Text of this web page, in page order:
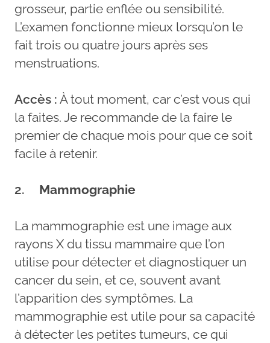
grosseur, partie enflée ou sensibilité.
L’examen fonctionne mieux lorsqu’on le
fait trois ou quatre jours après ses
menstruations.
Accès : À tout moment, car c’est vous qui
la faites. Je recommande de la faire le
premier de chaque mois pour que ce soit
facile à retenir.
2. Mammographie
La mammographie est une image aux
rayons X du tissu mammaire que l’on
utilise pour détecter et diagnostiquer un
cancer du sein, et ce, souvent avant
l’apparition des symptômes. La
mammographie est utile pour sa capacité
à détecter les petites tumeurs, ce qui